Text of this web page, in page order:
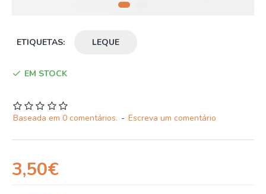
ETIQUETAS: LEQUE
EM STOCK
Baseada em 0 comentários. - Escreva um comentário
3,50€